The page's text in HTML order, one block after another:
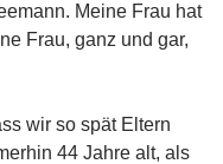
Meine Frau hat
Frau, ganz und gar,
wir so spät Eltern
44 Jahre alt, als